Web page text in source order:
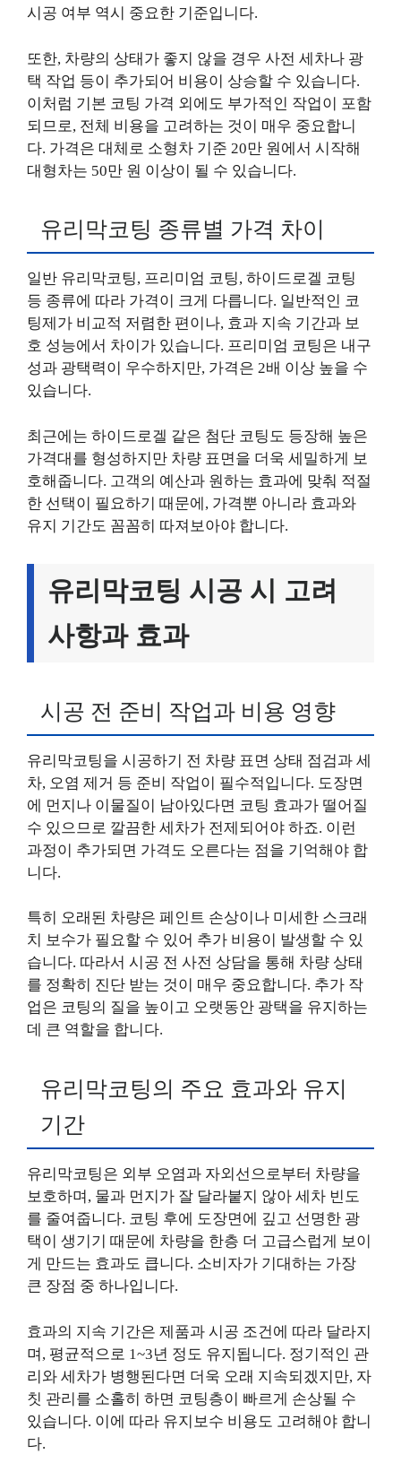
시공 여부 역시 중요한 기준입니다.
또한, 차량의 상태가 좋지 않을 경우 사전 세차나 광
택 작업 등이 추가되어 비용이 상승할 수 있습니다.
이처럼 기본 코팅 가격 외에도 부가적인 작업이 포함
되므로, 전체 비용을 고려하는 것이 매우 중요합니
다. 가격은 대체로 소형차 기준 20만 원에서 시작해
대형차는 50만 원 이상이 될 수 있습니다.
유리막코팅 종류별 가격 차이
일반 유리막코팅, 프리미엄 코팅, 하이드로겔 코팅
등 종류에 따라 가격이 크게 다릅니다. 일반적인 코
팅제가 비교적 저렴한 편이나, 효과 지속 기간과 보
호 성능에서 차이가 있습니다. 프리미엄 코팅은 내구
성과 광택력이 우수하지만, 가격은 2배 이상 높을 수
있습니다.
최근에는 하이드로겔 같은 첨단 코팅도 등장해 높은
가격대를 형성하지만 차량 표면을 더욱 세밀하게 보
호해줍니다. 고객의 예산과 원하는 효과에 맞춰 적절
한 선택이 필요하기 때문에, 가격뿐 아니라 효과와
유지 기간도 꼼꼼히 따져보아야 합니다.
유리막코팅 시공 시 고려
사항과 효과
시공 전 준비 작업과 비용 영향
유리막코팅을 시공하기 전 차량 표면 상태 점검과 세
차, 오염 제거 등 준비 작업이 필수적입니다. 도장면
에 먼지나 이물질이 남아있다면 코팅 효과가 떨어질
수 있으므로 깔끔한 세차가 전제되어야 하죠. 이런
과정이 추가되면 가격도 오른다는 점을 기억해야 합
니다.
특히 오래된 차량은 페인트 손상이나 미세한 스크래
치 보수가 필요할 수 있어 추가 비용이 발생할 수 있
습니다. 따라서 시공 전 사전 상담을 통해 차량 상태
를 정확히 진단 받는 것이 매우 중요합니다. 추가 작
업은 코팅의 질을 높이고 오랫동안 광택을 유지하는
데 큰 역할을 합니다.
유리막코팅의 주요 효과와 유지
기간
유리막코팅은 외부 오염과 자외선으로부터 차량을
보호하며, 물과 먼지가 잘 달라붙지 않아 세차 빈도
를 줄여줍니다. 코팅 후에 도장면에 깊고 선명한 광
택이 생기기 때문에 차량을 한층 더 고급스럽게 보이
게 만드는 효과도 큽니다. 소비자가 기대하는 가장
큰 장점 중 하나입니다.
효과의 지속 기간은 제품과 시공 조건에 따라 달라지
며, 평균적으로 1~3년 정도 유지됩니다. 정기적인 관
리와 세차가 병행된다면 더욱 오래 지속되겠지만, 자
칫 관리를 소홀히 하면 코팅층이 빠르게 손상될 수
있습니다. 이에 따라 유지보수 비용도 고려해야 합니
다.